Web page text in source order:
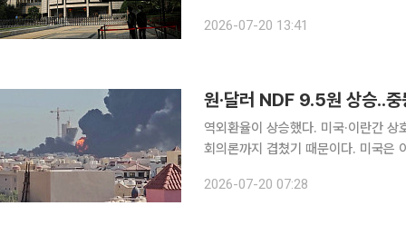
2026-07-20 13:41
원·달러 NDF 9.5원 상승..중
역외환율이 상승했다. 미국·이란간
회의론까지 겹쳤기 때문이다. 미국은
케일러 디레버리징을 경고했다. 이에
2026-07-20 07:28